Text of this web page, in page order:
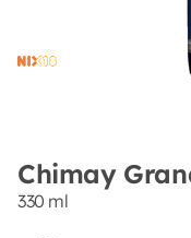
Chimay
330 ml